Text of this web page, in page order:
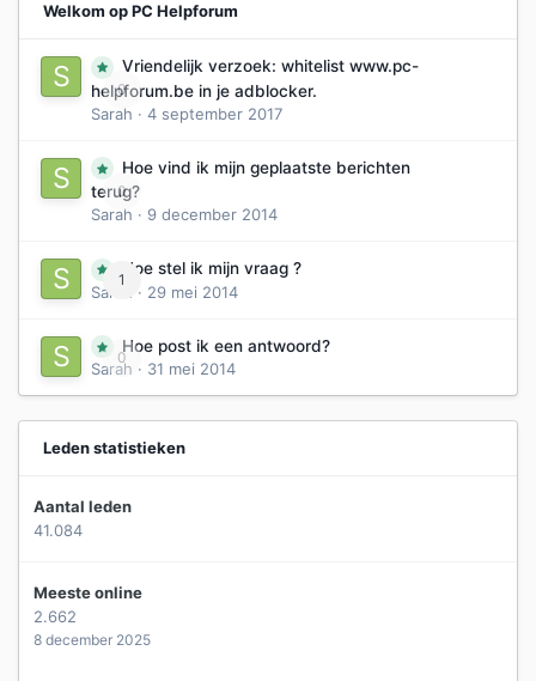
Welkom op PC Helpforum
0
Vriendelijk verzoek: whitelist www.pc-
helpforum.be in je adblocker.
Sarah · 4 september 2017
0
Hoe vind ik mijn geplaatste berichten
terug?
Sarah · 9 december 2014
1
Hoe stel ik mijn vraag ?
Sarah
· 29 mei 2014
0
Hoe post ik een antwoord?
Sarah · 31 mei 2014
Leden statistieken
Aantal leden
41.084
Meeste online
2.662
8 december 2025